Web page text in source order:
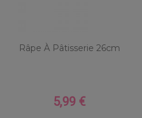
Râpe À Pâtisserie 26cm
Prix
5,99 €